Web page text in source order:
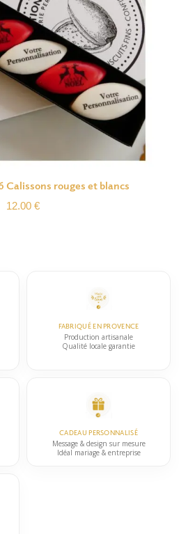
Calissons rouges et blancs
12.00 €
FABRIQUÉ EN PROVENCE
Production artisanale
Qualité locale garantie
CADEAU PERSONNALISÉ
Message & design sur mesure
Idéal mariage & entreprise